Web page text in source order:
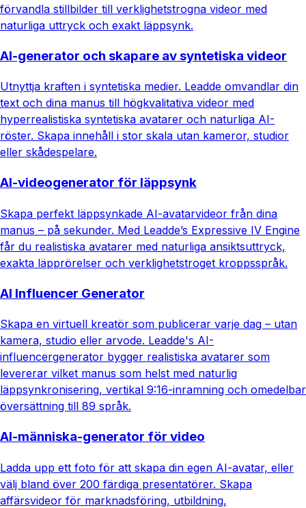
förvandla stillbilder till verklighetstrogna videor med
naturliga uttryck och exakt läppsynk.
AI-generator och skapare av syntetiska videor
Utnyttja kraften i syntetiska medier. Leadde omvandlar din
text och dina manus till högkvalitativa videor med
hyperrealistiska syntetiska avatarer och naturliga AI-
röster. Skapa innehåll i stor skala utan kameror, studior
eller skådespelare.
AI-videogenerator för läppsynk
Skapa perfekt läppsynkade AI-avatarvideor från dina
manus – på sekunder. Med Leadde’s Expressive IV Engine
får du realistiska avatarer med naturliga ansiktsuttryck,
exakta läpprörelser och verklighetstroget kroppsspråk.
AI Influencer Generator
Skapa en virtuell kreatör som publicerar varje dag – utan
kamera, studio eller arvode. Leadde's AI-
influencergenerator bygger realistiska avatarer som
levererar vilket manus som helst med naturlig
läppsynkronisering, vertikal 9:16-inramning och omedelbar
översättning till 89 språk.
AI-människa-generator för video
Ladda upp ett foto för att skapa din egen AI-avatar, eller
välj bland över 200 färdiga presentatörer. Skapa
affärsvideor för marknadsföring, utbildning,